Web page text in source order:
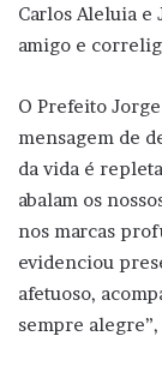
Carlos Aleluia e
amigo e
O Prefeito
mensagem de
da vida é
abalam os
nos marcas
evidenciou
afetuoso,
sempre alegre”,